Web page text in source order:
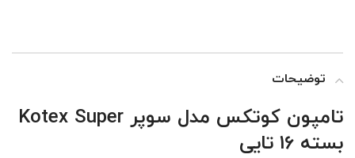
توضیحات
تامپون کوتکس مدل سوپر Kotex Super
بسته 16 تایی